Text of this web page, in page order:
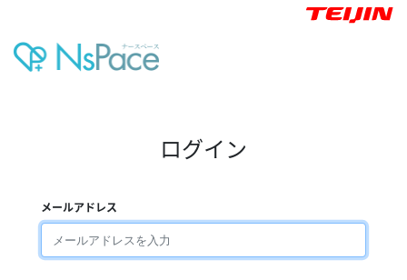
ログイン
メールアドレス